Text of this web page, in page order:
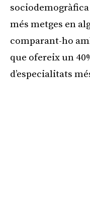
més metges en
comparant-ho
que ofereix un
d’especialitats